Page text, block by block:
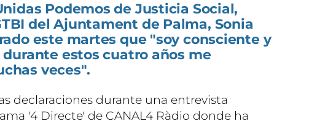
Podemos de Justicia Social,
del Ajuntament de Palma, Sonia
este martes que "soy consciente y
estos cuatro años me
veces".
declaraciones durante una entrevista
'4 Directe' de CANAL4 Ràdio donde ha